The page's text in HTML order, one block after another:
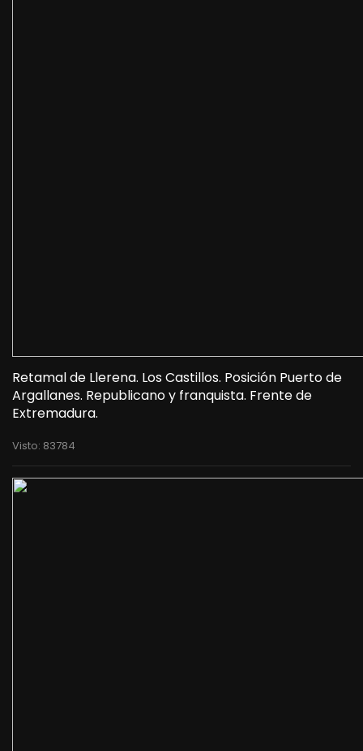
Retamal de Llerena. Los Castillos. Posición Puerto de
Argallanes. Republicano y franquista. Frente de
Extremadura.
Visto: 83784